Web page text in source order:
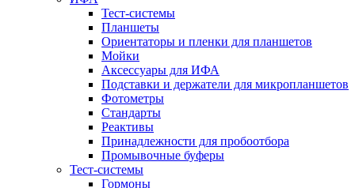
Тест-системы
Планшеты
Ориентаторы и пленки для планшетов
Мойки
Аксессуары для ИФА
Подставки и держатели для микропланшетов
Фотометры
Стандарты
Реактивы
Принадлежности для пробоотбора
Промывочные буферы
Тест-системы
Гормоны